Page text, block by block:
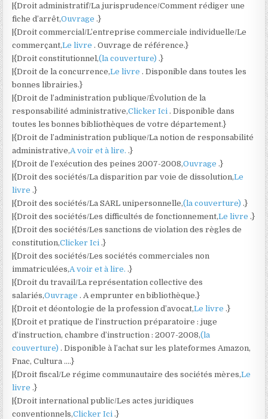
|{Droit administratif/La jurisprudence/Comment rédiger une
fiche d’arrêt,Ouvrage.}
|{Droit commercial/L’entreprise commerciale individuelle/Le
commerçant,Le livre. Ouvrage de référence.}
|{Droit constitutionnel,(la couverture).}
|{Droit de la concurrence,Le livre. Disponible dans toutes les
bonnes librairies.}
|{Droit de l’administration publique/Évolution de la
responsabilité administrative,Clicker Ici. Disponible dans
toutes les bonnes bibliothèques de votre département.}
|{Droit de l’administration publique/La notion de responsabilité
administrative,A voir et à lire..}
|{Droit de l’exécution des peines 2007-2008,Ouvrage.}
|{Droit des sociétés/La disparition par voie de dissolution,Le
livre.}
|{Droit des sociétés/La SARL unipersonnelle,(la couverture).}
|{Droit des sociétés/Les difficultés de fonctionnement,Le livre.}
|{Droit des sociétés/Les sanctions de violation des règles de
constitution,Clicker Ici.}
|{Droit des sociétés/Les sociétés commerciales non
immatriculées,A voir et à lire..}
|{Droit du travail/La représentation collective des
salariés,Ouvrage. A emprunter en bibliothèque.}
|{Droit et déontologie de la profession d’avocat,Le livre.}
|{Droit et pratique de l’instruction préparatoire : juge
d’instruction, chambre d’instruction : 2007-2008,(la
couverture). Disponible à l’achat sur les plateformes Amazon,
Fnac, Cultura ….}
|{Droit fiscal/Le régime communautaire des sociétés mères,Le
livre.}
|{Droit international public/Les actes juridiques
conventionnels,Clicker Ici.}